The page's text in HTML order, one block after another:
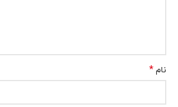
نام *